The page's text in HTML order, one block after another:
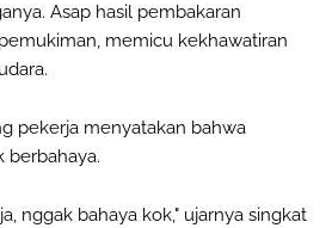
Asap hasil pembakaran
memicu kekhawatiran
pekerja menyatakan bahwa
berbahaya.
nggak bahaya kok," ujarnya singkat